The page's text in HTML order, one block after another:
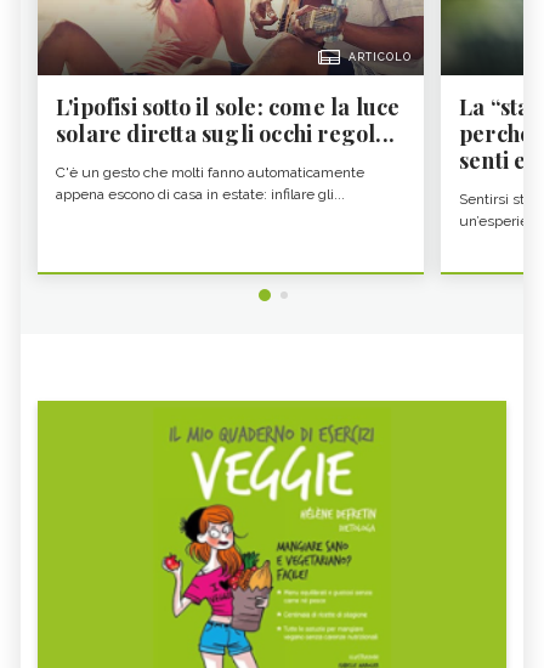
ARTICOLO
L'ipofisi sotto il sole: come la luce
solare diretta sugli occhi regol...
C'è un gesto che molti fanno automaticamente
appena escono di casa in estate: infilare gli...
La
perché
senti
Sentirsi